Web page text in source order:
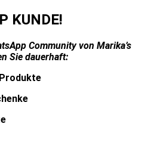
KUNDE!
Community von Marika’s
Sie dauerhaft: